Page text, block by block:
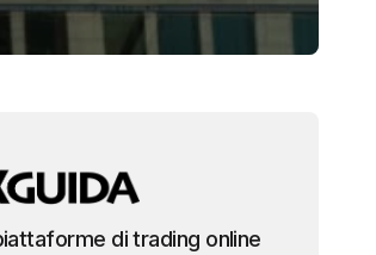
di trading online